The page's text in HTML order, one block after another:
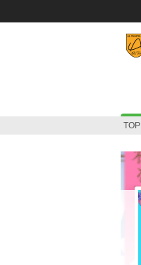
TOP